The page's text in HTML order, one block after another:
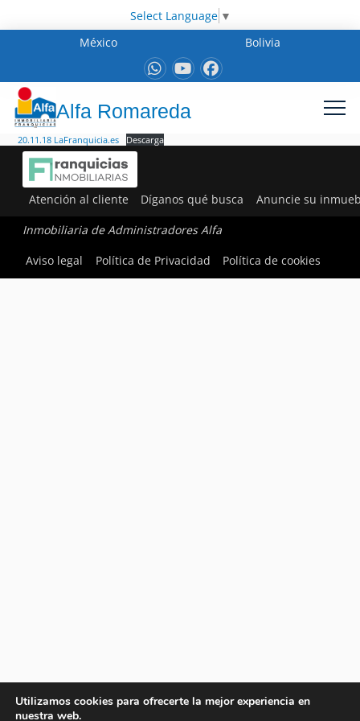
Select Language ▼
México
Bolivia
Alfa Romareda
20.11.18 LaFranquicia.es Descarga
Atención al cliente Díganos qué busca Anuncie su
Inmobiliaria de Administradores Alfa
Aviso legal
Política de Privacidad Política de cookies
Utilizamos cookies para ofrecerte la mejor experiencia en
nuestra web.